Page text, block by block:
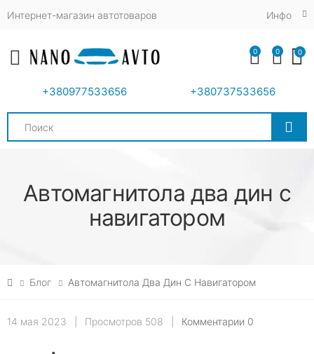
Интернет-магазин автотоваров Инфо
Toggle mobile menu
+380977533656 +380737533656
Search
0 0 0
Автомагнитола два дин с
навигатором
Блог Автомагнитола Два Дин С Навигатором
14 мая 2023 Просмотров 508 Комментарии 0